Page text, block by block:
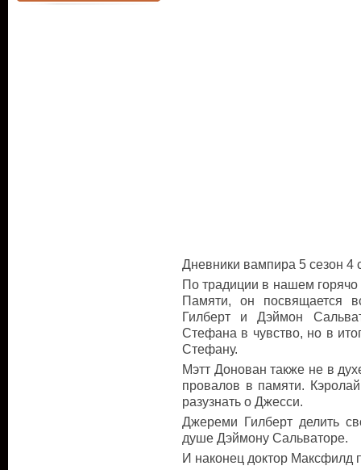
Дневники вампира 5 сезон 4
По традиции в нашем
Памяти, он посвящается
Гилберт и Дэймон
Стефана в чувство, но в
Стефану.
Мэтт Донован также не в
провалов в памяти.
разузнать о Джесси.
Джереми Гилберт делить
душе Дэймону Сальваторе.
И наконец доктор Максфилд